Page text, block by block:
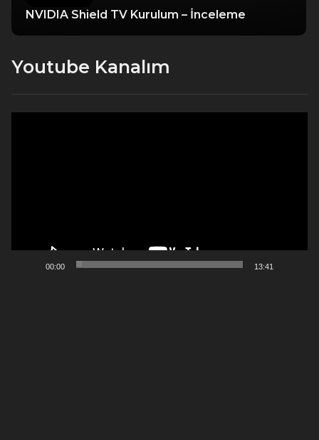
NVIDIA Shield TV Kurulum – İnceleme
Youtube Kanalım
00:00 13:41